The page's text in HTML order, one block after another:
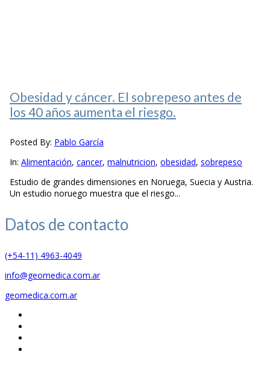
Obesidad y cáncer. El sobrepeso antes de
los 40 años aumenta el riesgo.
Posted By: Pablo García
In: Alimentación, cancer, malnutricion, obesidad, sobrepeso
Estudio de grandes dimensiones en Noruega, Suecia y Austria.
Un estudio noruego muestra que el riesgo...
Datos de contacto
(+54-11) 4963-4049
info@geomedica.com.ar
geomedica.com.ar